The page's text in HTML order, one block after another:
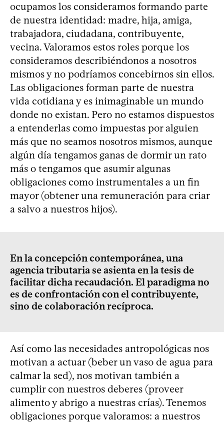
ocupamos los consideramos formando parte
de nuestra identidad: madre, hija, amiga,
trabajadora, ciudadana, contribuyente,
vecina. Valoramos estos roles porque los
consideramos describiéndonos a nosotros
mismos y no podríamos concebirnos sin ellos.
Las obligaciones forman parte de nuestra
vida cotidiana y es inimaginable un mundo
donde no existan. Pero no estamos dispuestos
a entenderlas como impuestas por alguien
más que no seamos nosotros mismos, aunque
algún día tengamos ganas de dormir un rato
más o tengamos que asumir algunas
obligaciones como instrumentales a un fin
mayor (obtener una remuneración para criar
a salvo a nuestros hijos).
En la concepción contemporánea, una
agencia tributaria se asienta en la tesis de
facilitar dicha recaudación. El paradigma no
es de confrontación con el contribuyente,
sino de colaboración recíproca.
Así como las necesidades antropológicas nos
motivan a actuar (beber un vaso de agua para
calmar la sed), nos motivan también a
cumplir con nuestros deberes (proveer
alimento y abrigo a nuestras crías). Tenemos
obligaciones porque valoramos: a nuestros